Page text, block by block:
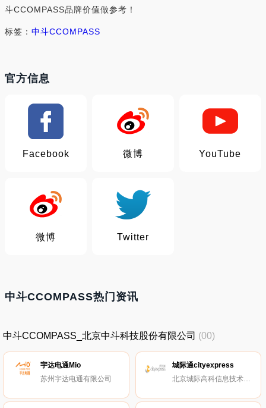
斗CCOMPASS品牌价值做参考！
标签： 中斗CCOMPASS
官方信息
Facebook 微博 YouTube
微博 Twitter
中斗CCOMPASS热门资讯
中斗CCOMPASS_北京中斗科技股份有限公司 (00)
宇达电通Mio
苏州宇达电通有限公司
城际通cityexpress